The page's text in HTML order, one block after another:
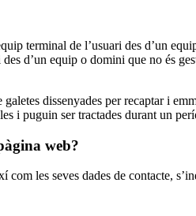
terminal de l’usuari des d’un
d’un equip o domini que no és
dissenyades per recaptar i
i puguin ser tractades durant un
web?
les seves dades de contacte,